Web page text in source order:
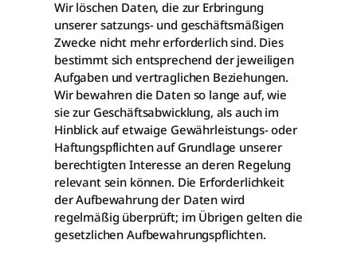
Wir löschen Daten, die zur Erbringung
unserer satzungs- und geschäftsmäßigen
Zwecke nicht mehr erforderlich sind. Dies
bestimmt sich entsprechend der jeweiligen
Aufgaben und vertraglichen Beziehungen.
Wir bewahren die Daten so lange auf, wie
sie zur Geschäftsabwicklung, als auch im
Hinblick auf etwaige Gewährleistungs- oder
Haftungspflichten auf Grundlage unserer
berechtigten Interesse an deren Regelung
relevant sein können. Die Erforderlichkeit
der Aufbewahrung der Daten wird
regelmäßig überprüft; im Übrigen gelten die
gesetzlichen Aufbewahrungspflichten.